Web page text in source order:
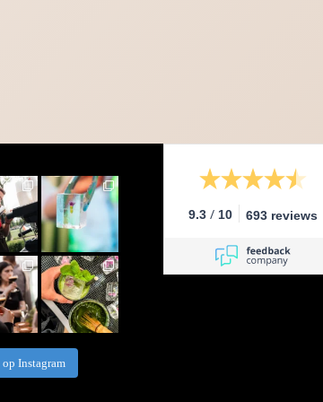
Instagram
9.3 / 10 693 reviews